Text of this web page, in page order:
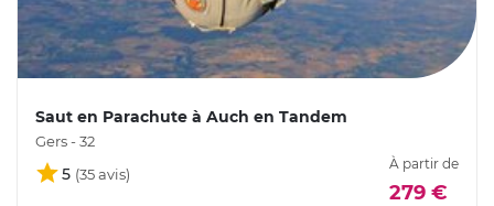
Saut en Parachute à Auch en Tandem
Gers - 32
5
À partir de
279 €